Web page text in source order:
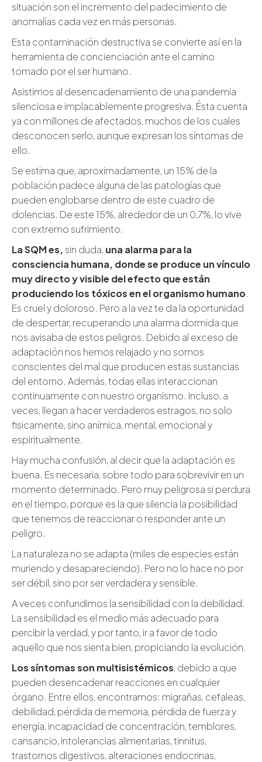
situación son el incremento del padecimiento de
anomalías cada vez en más personas.
Esta contaminación destructiva se convierte así en la
herramienta de concienciación ante el camino
tomado por el ser humano.
Asistimos al desencadenamiento de una pandemia
silenciosa e implacablemente progresiva. Ésta cuenta
ya con millones de afectados, muchos de los cuales
desconocen serlo, aunque expresan los síntomas de
ello.
Se estima que, aproximadamente, un 15% de la
población padece alguna de las patologías que
pueden englobarse dentro de este cuadro de
dolencias. De este 15%, alrededor de un 0,7%, lo vive
con extremo sufrimiento.
La SQM es, sin duda, una alarma para la
consciencia humana, donde se produce un vínculo
muy directo y visible del efecto que están
produciendo los tóxicos en el organismo humano.
Es cruel y doloroso. Pero a la vez te da la oportunidad
de despertar, recuperando una alarma dormida que
nos avisaba de estos peligros. Debido al exceso de
adaptación nos hemos relajado y no somos
conscientes del mal que producen estas sustancias
del entorno. Además, todas ellas interaccionan
continuamente con nuestro organismo. Incluso, a
veces, llegan a hacer verdaderos estragos, no solo
fisicamente, sino anímica, mental, emocional y
espiritualmente.
Hay mucha confusión, al decir que la adaptación es
buena. Es necesaria, sobre todo para sobrevivir en un
momento determinado. Pero muy peligrosa si perdura
en el tiempo, porque es la que silencia la posibilidad
que tenemos de reaccionar o responder ante un
peligro.
La naturaleza no se adapta (miles de especies están
muriendo y desapareciendo). Pero no lo hace no por
ser débil, sino por ser verdadera y sensible.
A veces confundimos la sensibilidad con la debilidad.
La sensibilidad es el medio más adecuado para
percibir la verdad, y por tanto, ir a favor de todo
aquello que nos sienta bien, propiciando la evolución.
Los síntomas son multisistémicos, debido a que
pueden desencadenar reacciones en cualquier
órgano. Entre ellos, encontramos: migrañas, cefaleas,
debilidad, pérdida de memoria, pérdida de fuerza y
energía, incapacidad de concentración, temblores,
cansancio, intolerancias alimentarias, tinnitus,
trastornos digestivos, alteraciones endocrinas,